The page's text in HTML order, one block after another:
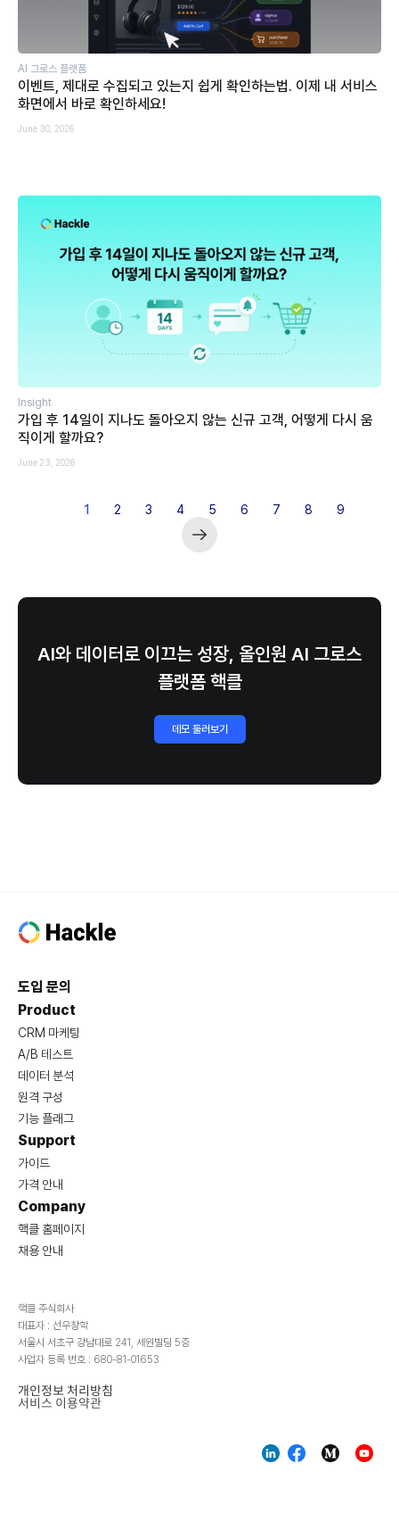
AI 그로스 플랫폼
이벤트, 제대로 수집되고 있는지 쉽게 확인하는법. 이제 내 서비스
화면에서 바로 확인하세요!
June 30, 2026
Insight
가입 후 14일이 지나도 돌아오지 않는 신규 고객, 어떻게 다시 움
직이게 할까요?
June 23, 2026
1 2 3 4 5 6 7 8 9
AI와 데이터로 이끄는 성장, 올인원 AI 그로스
플랫폼 핵클
데모 둘러보기
핵클 주식회사
대표자 : 선우창학
서울시 서초구 강남대로 241, 세원빌딩 5층
사업자 등록 번호 : 680-81-01653
개인정보 처리방침
서비스 이용약관
도입 문의
Product
CRM 마케팅
A/B 테스트
데이터 분석
원격 구성
기능 플래그
Support
가이드
가격 안내
Company
핵클 홈페이지
채용 안내